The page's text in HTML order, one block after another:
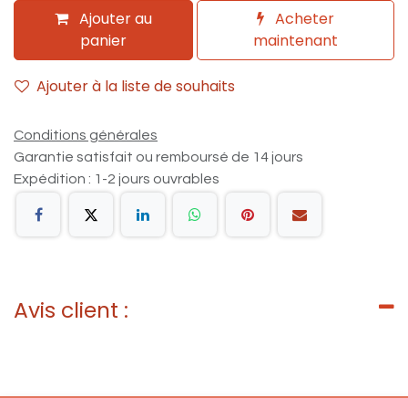
Ajouter au
panier
Acheter
maintenant
Ajouter à la liste de souhaits
Conditions générales
Garantie satisfait ou remboursé de 14 jours
Expédition : 1-2 jours ouvrables
Avis client :